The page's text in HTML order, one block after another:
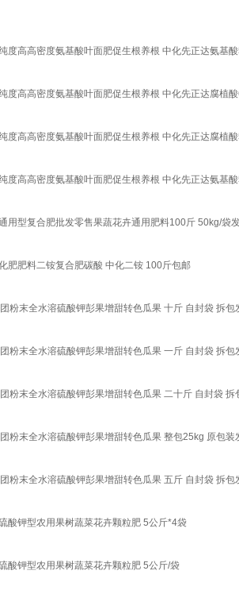
度高高密度氨基酸叶面肥促生根养根 中化先正达氨基
度高高密度氨基酸叶面肥促生根养根 中化先正达腐植
度高高密度氨基酸叶面肥促生根养根 中化先正达腐植
度高高密度氨基酸叶面肥促生根养根 中化先正达氨基
用型复合肥批发零售果蔬花卉通用肥料100斤 50kg/袋
肥肥料二铵复合肥碳酸 中化二铵 100斤包邮
粉末全水溶硫酸钾彭果增甜转色瓜果 十斤 自封袋 拆包
粉末全水溶硫酸钾彭果增甜转色瓜果 一斤 自封袋 拆包
粉末全水溶硫酸钾彭果增甜转色瓜果 二十斤 自封袋 拆
粉末全水溶硫酸钾彭果增甜转色瓜果 整包25kg 原包装
粉末全水溶硫酸钾彭果增甜转色瓜果 五斤 自封袋 拆包
酸钾型农用果树蔬菜花卉颗粒肥 5公斤*4袋
酸钾型农用果树蔬菜花卉颗粒肥 5公斤/袋